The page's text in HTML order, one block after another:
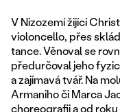
V Nizozemí žijící
violoncello, přes
tance. Věnoval se
předurčoval jeho
a zajímavá tvář. Na
Armaniho či Marca
choreografii a od